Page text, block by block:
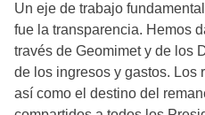
Un eje de trabajo
fue la transparencia. Hemos
través de Geomimet y de los
de los ingresos y gastos. Los
así como el destino del